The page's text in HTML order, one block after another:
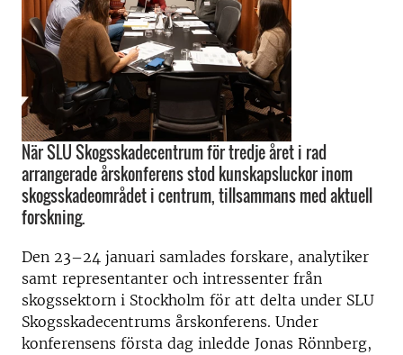
När SLU Skogsskadecentrum för tredje året i rad
arrangerade årskonferens stod kunskapsluckor inom
skogsskadeområdet i centrum, tillsammans med aktuell
forskning.
Den 23–24 januari samlades forskare, analytiker
samt representanter och intressenter från
skogssektorn i Stockholm för att delta under SLU
Skogsskadecentrums årskonferens. Under
konferensens första dag inledde Jonas Rönnberg,